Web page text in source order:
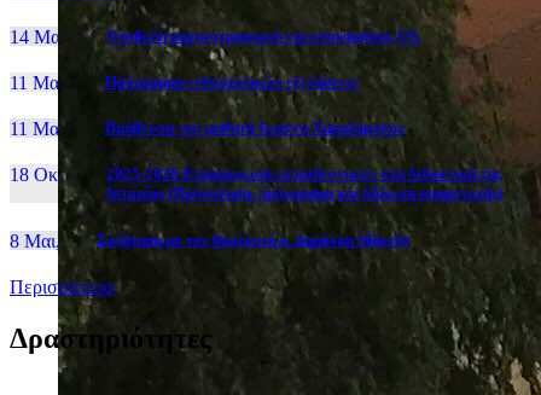
14 Μαι, 26 Yποβολή μηχανογραφικού για υποψηφίους 5%
11 Μαι, 26 Πρόγραμμα ενδοσχολικών εξετάσεων
11 Μαι, 26 Βράβευση του μαθητή Ιωάννη Χαραλάμπους
18 Οκτ, 25
2025-2026:Επιμόρφωση εκπαιδευτικών στη διδακτική της
Ιστορίας (Πρόσκληση, πρόγραμμα και δήλωση συμμετοχής)
8 Μαι, 26 Συζήτηση με τον βουλευτή κ. Δημήτρη Μάντζο
Περισσότερα
Δραστηριότητες